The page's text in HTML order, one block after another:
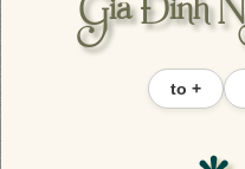
Gia Đình
to +